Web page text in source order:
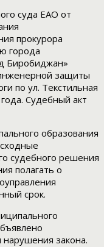
суда ЕАО от
прокурора
города
Биробиджан»
защиты
по ул. Текстильная
Судебный акт
образования
судебного решения
полагать о
срок.
закона.